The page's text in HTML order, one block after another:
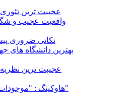
عجیبت ترین
نکاتی ضروری
بهترین دانشگاه های
عجیبت ترین
هاوكينگ : "موجودات فضايي وجود دارند"